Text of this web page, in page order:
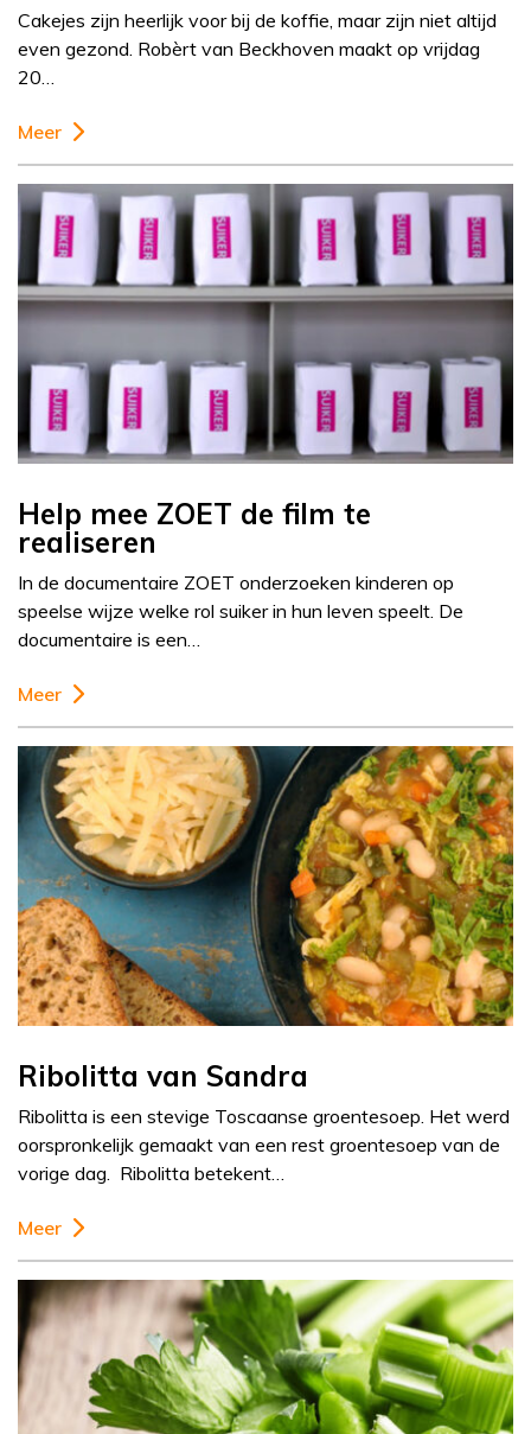
Cakejes zijn heerlijk voor bij de koffie, maar zijn niet altijd
even gezond. Robèrt van Beckhoven maakt op vrijdag
20…
Meer
Help mee ZOET de film te
realiseren
In de documentaire ZOET onderzoeken kinderen op
speelse wijze welke rol suiker in hun leven speelt. De
documentaire is een…
Meer
Ribolitta van Sandra
Ribolitta is een stevige Toscaanse groentesoep. Het werd
oorspronkelijk gemaakt van een rest groentesoep van de
vorige dag. Ribolitta betekent…
Meer